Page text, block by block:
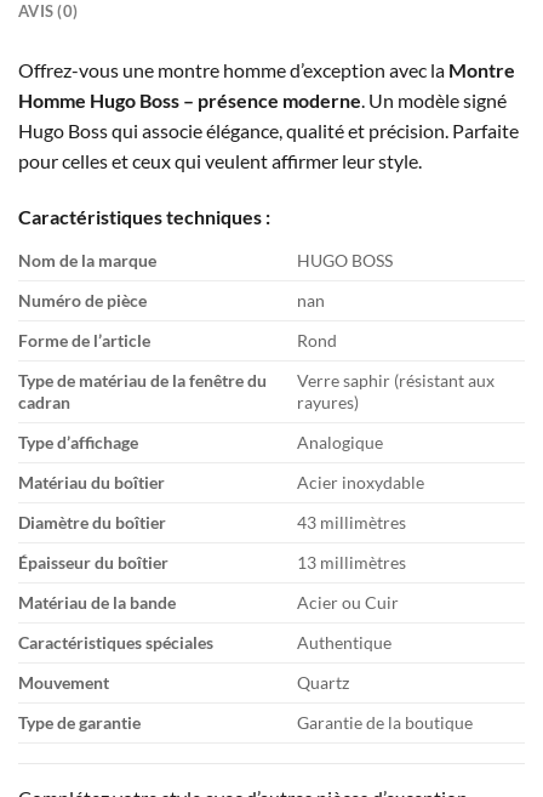
AVIS (0)
Offrez-vous une montre homme d’exception avec la Montre
Homme Hugo Boss – présence moderne. Un modèle signé
Hugo Boss qui associe élégance, qualité et précision. Parfaite
pour celles et ceux qui veulent affirmer leur style.
Caractéristiques techniques :
Nom de la marque
HUGO BOSS
Numéro de pièce
nan
Forme de l’article
Rond
Type de matériau de la fenêtre du
cadran
Verre saphir (résistant aux
rayures)
Type d’affichage
Analogique
Matériau du boîtier
Acier inoxydable
Diamètre du boîtier
43 millimètres
Épaisseur du boîtier
13 millimètres
Matériau de la bande
Acier ou Cuir
Caractéristiques spéciales
Authentique
Mouvement
Quartz
Type de garantie
Garantie de la boutique